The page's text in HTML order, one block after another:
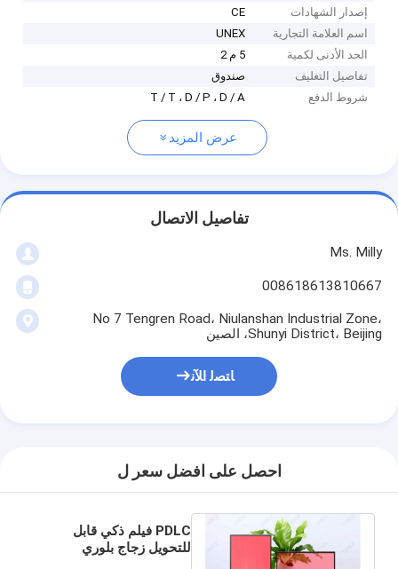
إصدار الشهادات
CE
اسم العلامة التجارية
UNEX
الحد الأدنى لكمية
5 م 2
تفاصيل التغليف
صندوق
شروط الدفع
T / T ، D / P ، D / A
عرض المزيد
تفاصيل الاتصال
Ms. Milly
008618613810667
No 7 Tengren Road، Niulanshan Industrial Zone،
Shunyi District، Beijing، الصين
ﺎﺘﺼﻟ ﺍﻶﻧ
احصل على افضل سعر ل
PDLC فيلم ذكي قابل
للتحويل زجاج بلوري